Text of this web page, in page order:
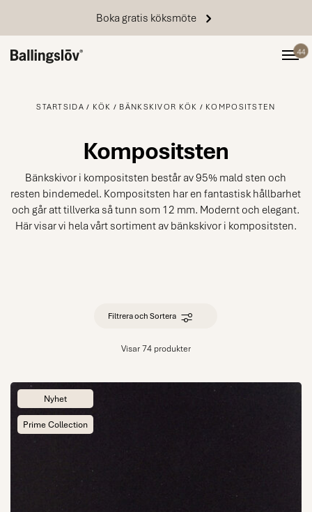
Boka gratis köksmöte
44
STARTSIDA KÖK BÄNKSKIVOR KÖK KOMPOSITSTEN
Kompositsten
Bänkskivor i kompositsten består av 95% mald sten och
resten bindemedel. Kompositsten har en fantastisk hållbarhet
och går att tillverka så tunn som 12 mm. Modernt och elegant.
Här visar vi hela vårt sortiment av bänkskivor i kompositsten.
Filtrera och Sortera
Visar 74 produkter
Nyhet
Prime Collection